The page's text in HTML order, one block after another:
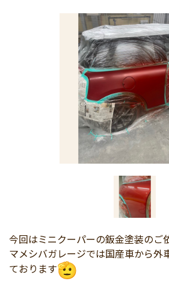
今回はミニクーパーの鈑金塗装のご
マメシバガレージでは国産車から外
ております